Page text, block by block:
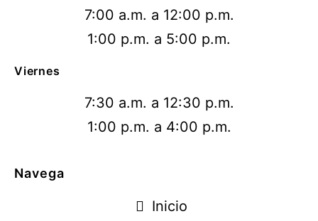
7:00 a.m. a 12:00 p.m.
1:00 p.m. a 5:00 p.m.
Viernes
7:30 a.m. a 12:30 p.m.
1:00 p.m. a 4:00 p.m.
Navega
Inicio